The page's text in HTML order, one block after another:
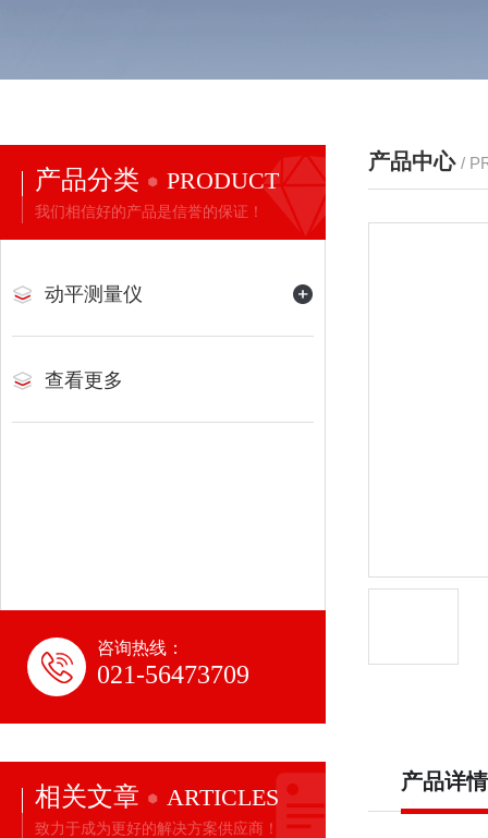
产品分类 PRODUCT
我们相信好的产品是信誉的保证！
动平测量仪
查看更多
咨询热线：
021-56473709
相关文章 ARTICLES
致力于成为更好的解决方案供应商！
产品中心 /
产品详情